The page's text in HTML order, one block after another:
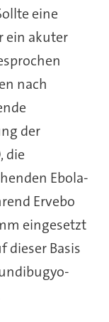
eine
ein akuter
nach
der
die
Ebola-
Ervebo
eingesetzt
dieser Basis